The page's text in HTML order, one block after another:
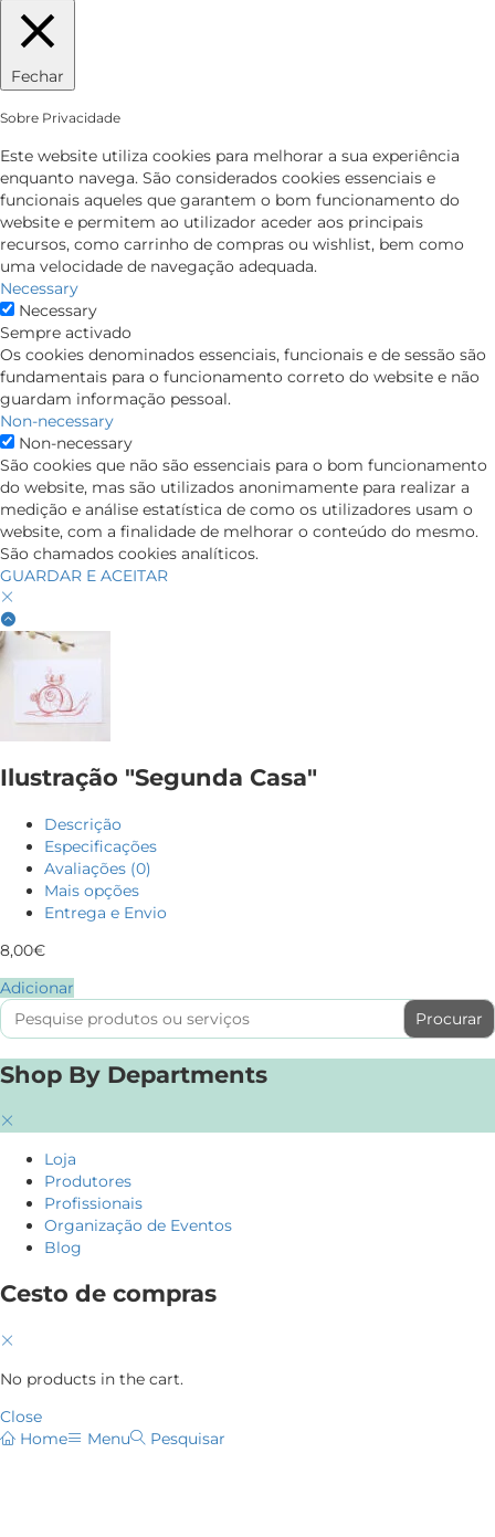
Fechar
Sobre Privacidade
Este website utiliza cookies para melhorar a sua experiência
enquanto navega. São considerados cookies essenciais e
funcionais aqueles que garantem o bom funcionamento do
website e permitem ao utilizador aceder aos principais
recursos, como carrinho de compras ou wishlist, bem como
uma velocidade de navegação adequada.
Necessary
Necessary
Sempre activado
Os cookies denominados essenciais, funcionais e de sessão são
fundamentais para o funcionamento correto do website e não
guardam informação pessoal.
Non-necessary
Non-necessary
São cookies que não são essenciais para o bom funcionamento
do website, mas são utilizados anonimamente para realizar a
medição e análise estatística de como os utilizadores usam o
website, com a finalidade de melhorar o conteúdo do mesmo.
São chamados cookies analíticos.
GUARDAR E ACEITAR
Ilustração "Segunda Casa"
Descrição
Especificações
Avaliações (0)
Mais opções
Entrega e Envio
8,00€
Adicionar
Search
for:
Shop By Departments
Loja
Produtores
Profissionais
Organização de Eventos
Blog
Cesto de compras
No products in the cart.
Close
Home
Menu Pesquisar